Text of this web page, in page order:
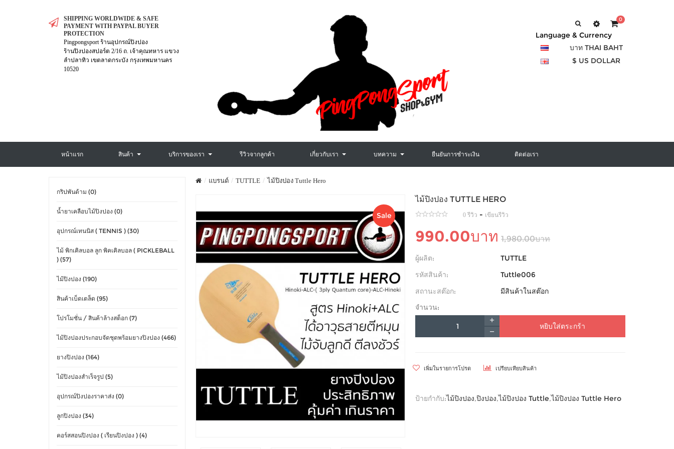
SHIPPING WORLDWIDE & SAFE
PAYMENT WITH PAYPAL BUYER
PROTECTION
Pingpongsport ร้านอุปกรณ์ปิงปอง
ร้านปิงปองสปอร์ต 2/16 ถ. เจ้าคุณทหาร แขวง
ลำปลาทิว เขตลาดกระบัง กรุงเทพมหานคร
10520
0
Language & Currency
บาท THAI BAHT
$ US DOLLAR
หน้าแรก สินค้า บริการของเรา รีวิวจากลูกค้า เกี่ยวกับเรา บทความ ยืนยันการชำระเงิน ติดต่อเรา
กริปพันด้าม (0)
น้ำยาเคลือบไม้ปิงปอง (0)
อุปกรณ์เทนนิส ( TENNIS ) (30)
ไม้ พิกเคิลบอล ลูก พิคเคิลบอล ( PICKLEBALL
) (57)
ไม้ปิงปอง (190)
สินค้าเบ็ดเตล็ด (95)
โปรโมชั่น / สินค้าล้างสต็อก (7)
ไม้ปิงปองประกอบจัดชุดพร้อมยางปิงปอง (466)
ยางปิงปอง (164)
ไม้ปิงปองสำเร็จรูป (5)
อุปกรณ์ปิงปองราคาส่ง (0)
ลูกปิงปอง (34)
คอร์สสอนปิงปอง ( เรียนปิงปอง ) (4)
แบรนด์ TUTTLE ไม้ปิงปอง Tuttle Hero
Sale
ไม้ปิงปอง TUTTLE HERO
0 รีวิว - เขียนรีวิว
990.00บาท 1,980.00บาท
ผู้ผลิต:
TUTTLE
รหัสสินค้า:
Tuttle006
สถานะสต๊อก:
มีสินค้าในสต๊อก
จำนวน:
หยิบใส่ตระกร้า
เพิ่มในรายการโปรด เปรียบเทียบสินค้า
ป้ายกำกับ:ไม้ปิงปอง,ปิงปอง,ไม้ปิงปอง Tuttle,ไม้ปิงปอง Tuttle Hero